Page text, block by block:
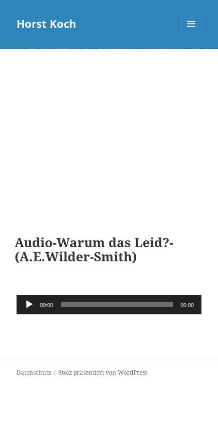
Horst Koch
Audio-Warum das Leid?-
(A.E.Wilder-Smith)
Audio-
Player
00:00 00:00
Datenschutz Stolz präsentiert von WordPress